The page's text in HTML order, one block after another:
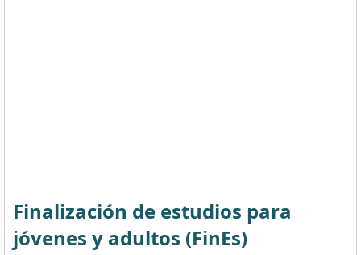
Finalización de estudios para
jóvenes y adultos (FinEs)